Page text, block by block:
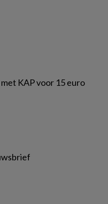
KAP voor 15 euro